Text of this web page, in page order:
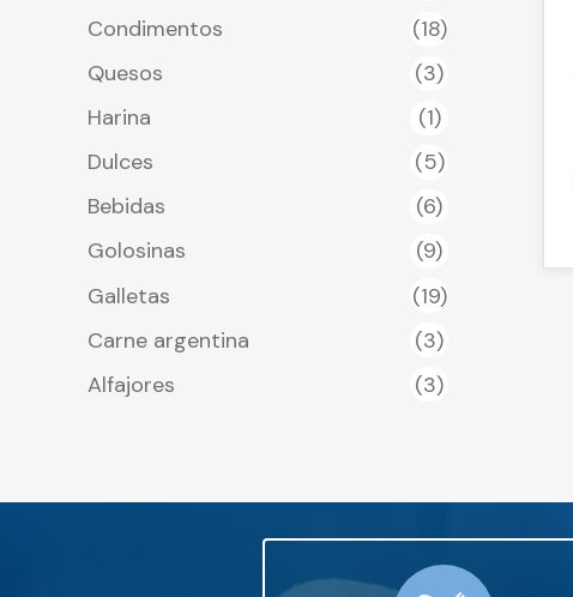
Condimentos
(18)
Quesos
(3)
Harina
(1)
Dulces
(5)
Bebidas
(6)
Golosinas
(9)
Galletas
(19)
Carne argentina
(3)
Alfajores
(3)